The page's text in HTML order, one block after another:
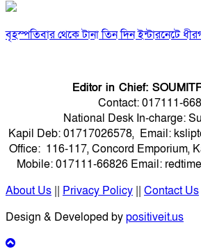
বৃহস্পতিবার থেকে টানা তিন দিন ইন্টারনেটে
Editor in Chief:
Contact: 017111-
National Desk In-charge:
Kapil Deb: 01717026578, Email:
Office: 116-117, Concord Emporium,
Mobile: 017111-66826 Email:
About Us || Privacy Policy || Contact Us
Design & Developed bypositiveit.us